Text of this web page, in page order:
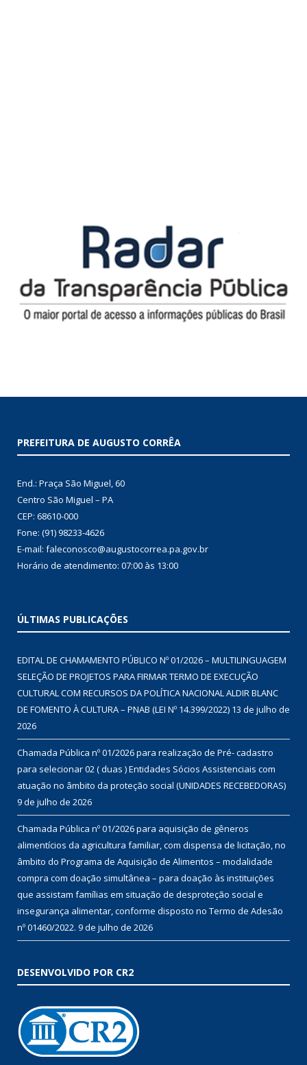
PREFEITURA DE AUGUSTO CORRÊA
End.: Praça São Miguel, 60
Centro São Miguel – PA
CEP: 68610-000
Fone: (91) 98233-4626
E-mail: faleconosco@augustocorrea.pa.gov.br
Horário de atendimento: 07:00 às 13:00
ÚLTIMAS PUBLICAÇÕES
EDITAL DE CHAMAMENTO PÚBLICO Nº 01/2026 – MULTILINGUAGEM
SELEÇÃO DE PROJETOS PARA FIRMAR TERMO DE EXECUÇÃO
CULTURAL COM RECURSOS DA POLÍTICA NACIONAL ALDIR BLANC
DE FOMENTO À CULTURA – PNAB (LEI Nº 14.399/2022) 13 de julho de
2026
Chamada Pública nº 01/2026 para realização de Pré- cadastro
para selecionar 02 ( duas ) Entidades Sócios Assistenciais com
atuação no âmbito da proteção social (UNIDADES RECEBEDORAS)
9 de julho de 2026
Chamada Pública nº 01/2026 para aquisição de gêneros
alimentícios da agricultura familiar, com dispensa de licitação, no
âmbito do Programa de Aquisição de Alimentos – modalidade
compra com doação simultânea – para doação às instituições
que assistam famílias em situação de desproteção social e
insegurança alimentar, conforme disposto no Termo de Adesão
nº 01460/2022. 9 de julho de 2026
DESENVOLVIDO POR CR2